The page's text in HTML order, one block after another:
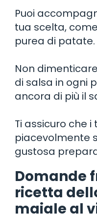
Puoi
tua scelta,
purea di patate.
Non
di salsa in ogni
ancora di più il
Ti assicuro che
piacevolmente
gustosa
Domande
ricetta
maiale al